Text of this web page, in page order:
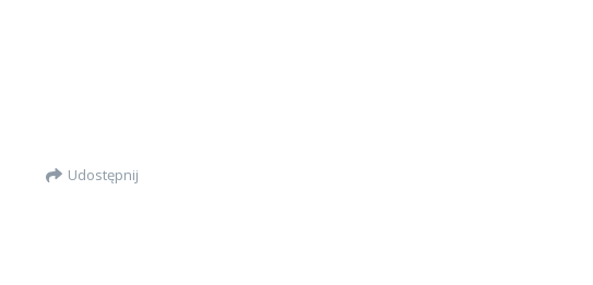
Udostępnij